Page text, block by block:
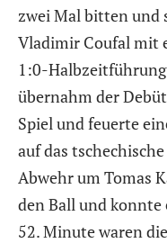
zwei Mal bitten und
Vladimir Coufal mit
1:0-Halbzeitführung
übernahm der
Spiel und feuerte
auf das
Abwehr um Tomas
den Ball und
52. Minute waren